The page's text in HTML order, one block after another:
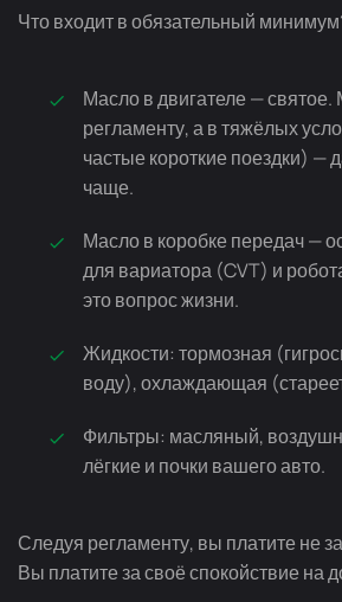
Что входит в обязательный
Масло в двигателе —
регламенту, а в тяжёлых
частые короткие поездки) —
чаще.
Масло в коробке передач —
для вариатора (CVT) и
это вопрос жизни.
Жидкости: тормозная
воду), охлаждающая
Фильтры: масляный,
лёгкие и почки вашего авто.
Следуя регламенту, вы платите не
Вы платите за своё спокойствие на